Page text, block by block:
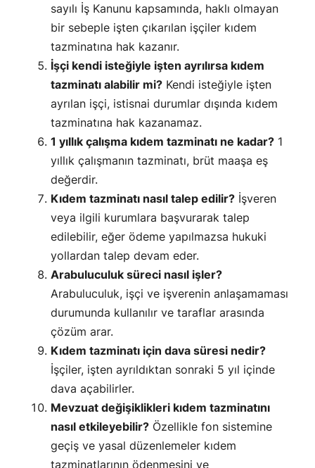
sayılı İş Kanunu kapsamında, haklı olmayan
bir sebeple işten çıkarılan işçiler kıdem
tazminatına hak kazanır.
İşçi kendi isteğiyle işten ayrılırsa kıdem
tazminatı alabilir mi? Kendi isteğiyle işten
ayrılan işçi, istisnai durumlar dışında kıdem
tazminatına hak kazanamaz.
1 yıllık çalışma kıdem tazminatı ne kadar? 1
yıllık çalışmanın tazminatı, brüt maaşa eş
değerdir.
Kıdem tazminatı nasıl talep edilir? İşveren
veya ilgili kurumlara başvurarak talep
edilebilir, eğer ödeme yapılmazsa hukuki
yollardan talep devam eder.
Arabuluculuk süreci nasıl işler?
Arabuluculuk, işçi ve işverenin anlaşamaması
durumunda kullanılır ve taraflar arasında
çözüm arar.
Kıdem tazminatı için dava süresi nedir?
İşçiler, işten ayrıldıktan sonraki 5 yıl içinde
dava açabilirler.
Mevzuat değişiklikleri kıdem tazminatını
nasıl etkileyebilir? Özellikle fon sistemine
geçiş ve yasal düzenlemeler kıdem
tazminatlarının ödenmesini ve